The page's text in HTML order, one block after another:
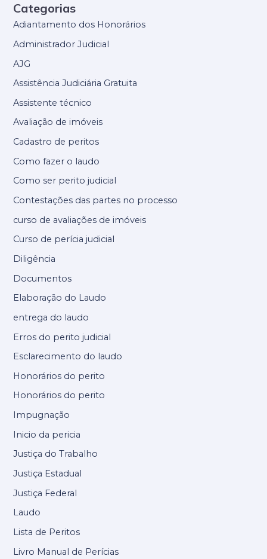
Categorias
Adiantamento dos Honorários
Administrador Judicial
AJG
Assistência Judiciária Gratuita
Assistente técnico
Avaliação de imóveis
Cadastro de peritos
Como fazer o laudo
Como ser perito judicial
Contestações das partes no processo
curso de avaliações de imóveis
Curso de perícia judicial
Diligência
Documentos
Elaboração do Laudo
entrega do laudo
Erros do perito judicial
Esclarecimento do laudo
Honorários do perito
Honorários do perito
Impugnação
Inicio da pericia
Justiça do Trabalho
Justiça Estadual
Justiça Federal
Laudo
Lista de Peritos
Livro Manual de Perícias